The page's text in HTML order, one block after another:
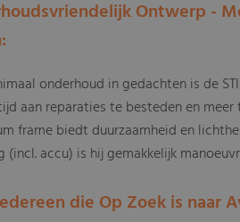
Ontwerp -
onderhoud in gedachten is de
aan reparaties te besteden en meer
frame biedt duurzaamheid en
(incl. accu) is hij gemakkelijk
die Op Zoek is naar